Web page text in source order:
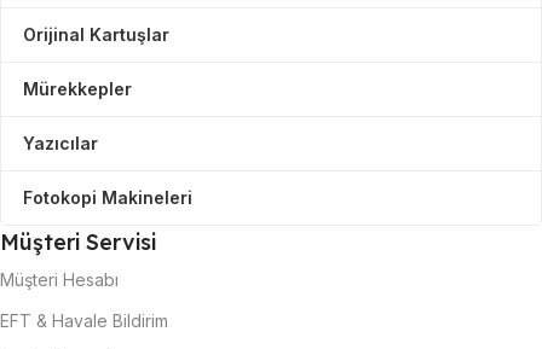
Orijinal Kartuşlar
Mürekkepler
Yazıcılar
Fotokopi Makineleri
Müşteri Servisi
Müşteri Hesabı
EFT & Havale Bildirim